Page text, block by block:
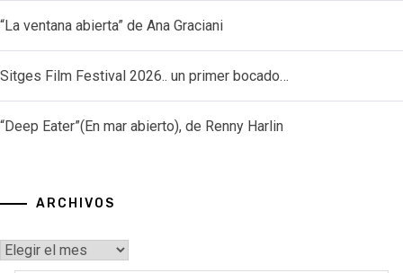
“La ventana abierta” de Ana Graciani
Sitges Film Festival 2026.. un primer bocado…
“Deep Eater”(En mar abierto), de Renny Harlin
ARCHIVOS
Archivos